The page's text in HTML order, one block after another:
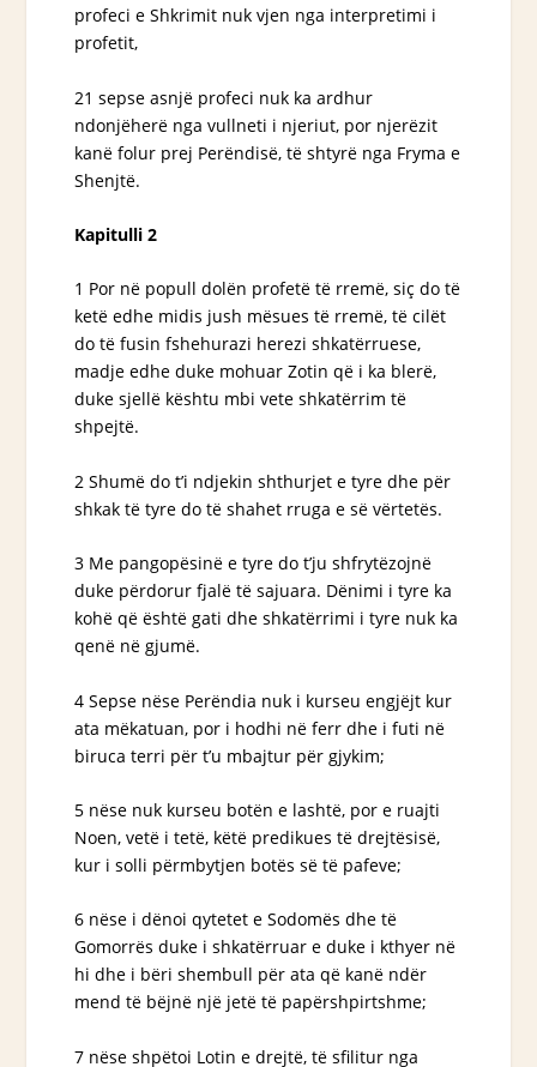
profeci e Shkrimit nuk vjen nga interpretimi i
profetit,
21 sepse asnjë profeci nuk ka ardhur
ndonjëherë nga vullneti i njeriut, por njerëzit
kanë folur prej Perëndisë, të shtyrë nga Fryma e
Shenjtë.
Kapitulli 2
1 Por në popull dolën profetë të rremë, siç do të
ketë edhe midis jush mësues të rremë, të cilët
do të fusin fshehurazi herezi shkatërruese,
madje edhe duke mohuar Zotin që i ka blerë,
duke sjellë kështu mbi vete shkatërrim të
shpejtë.
2 Shumë do t’i ndjekin shthurjet e tyre dhe për
shkak të tyre do të shahet rruga e së vërtetës.
3 Me pangopësinë e tyre do t’ju shfrytëzojnë
duke përdorur fjalë të sajuara. Dënimi i tyre ka
kohë që është gati dhe shkatërrimi i tyre nuk ka
qenë në gjumë.
4 Sepse nëse Perëndia nuk i kurseu engjëjt kur
ata mëkatuan, por i hodhi në ferr dhe i futi në
biruca terri për t’u mbajtur për gjykim;
5 nëse nuk kurseu botën e lashtë, por e ruajti
Noen, vetë i tetë, këtë predikues të drejtësisë,
kur i solli përmbytjen botës së të pafeve;
6 nëse i dënoi qytetet e Sodomës dhe të
Gomorrës duke i shkatërruar e duke i kthyer në
hi dhe i bëri shembull për ata që kanë ndër
mend të bëjnë një jetë të papërshpirtshme;
7 nëse shpëtoi Lotin e drejtë, të sfilitur nga